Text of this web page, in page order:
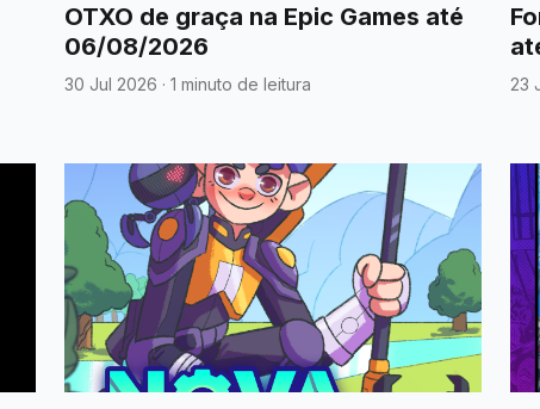
OTXO de graça na Epic Games até
06/08/2026
30 Jul 2026 · 1 minuto de leitura 23